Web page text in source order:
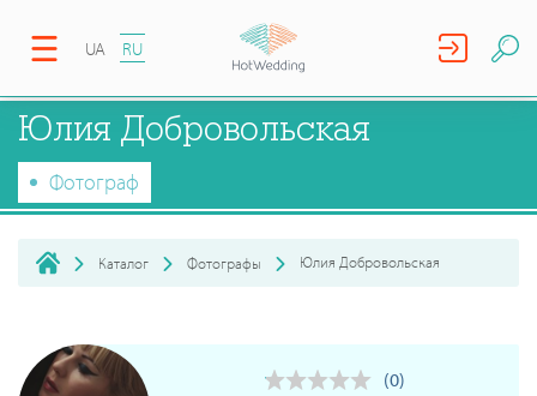
UA RU
Юлия Добровольская
Фотограф
Каталог Фотографы Юлия Добровольская
(0)